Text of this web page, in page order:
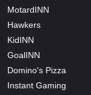
MotardINN
Hawkers
KidINN
GoalINN
Domino's Pizza
Instant Gaming